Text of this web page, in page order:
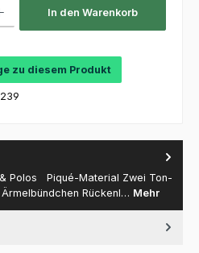
In den Warenkorb
zu diesem Produkt
Polos Piqué-Material Zwei Ton-
Rückenl… Mehr